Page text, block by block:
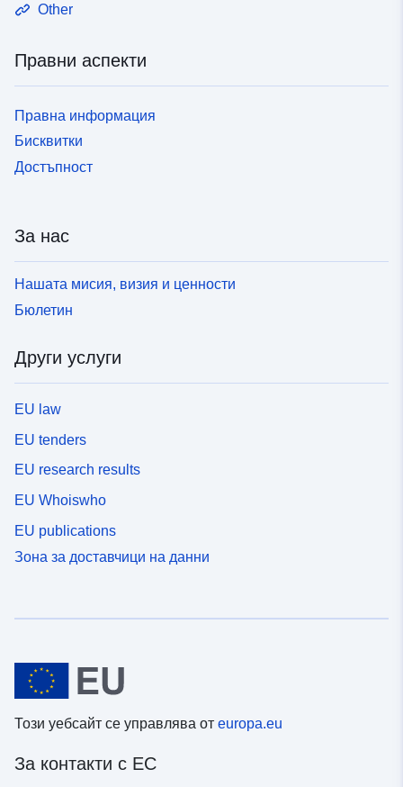
Other
Правни аспекти
Правна информация
Бисквитки
Достъпност
За нас
Нашата мисия, визия и ценности
Бюлетин
Други услуги
EU law
EU tenders
EU research results
EU Whoiswho
EU publications
Зона за доставчици на данни
Този уебсайт се управлява от europa.eu
За контакти с ЕС